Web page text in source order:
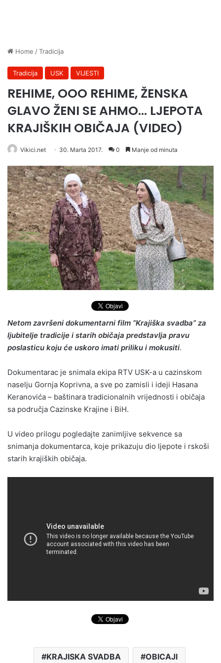
Home /Tradicija
Tradicija USK VIJESTI
REHIME, OOO REHIME, ŽENSKA
GLAVO ŽENI SE AHMO… LJEPOTA
KRAJIŠKIH OBIČAJA (VIDEO)
Vikici.net 30. Marta 2017. 0 Manje od minuta
Netom završeni dokumentarni film “Krajiška svadba” za
ljubitelje tradicije i starih običaja predstavlja pravu
poslasticu koju će uskoro imati priliku i mokusiti.
Dokumentarac je snimala ekipa RTV USK-a u cazinskom
naselju Gornja Koprivna, a sve po zamisli i ideji Hasana
Keranovića – baštinara tradicionalnih vrijednosti i običaja
sa područja Cazinske Krajine i BiH.
U video prilogu pogledajte zanimljive sekvence sa
snimanja dokumentarca, koje prikazuju dio ljepote i rskoši
starih krajiških običaja.
KRAJISKA SVADBA OBICAJI